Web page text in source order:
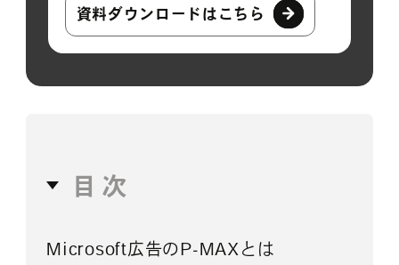
資料ダウンロードはこちら
目次
Microsoft広告のP-MAXとは